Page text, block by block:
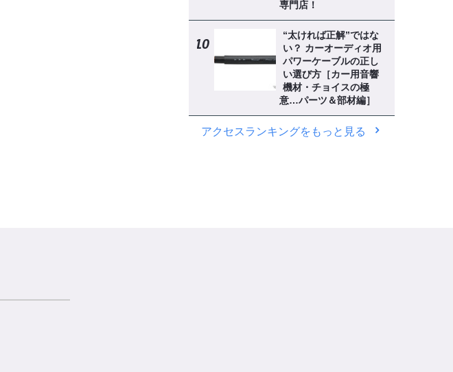
専門店！
“太ければ正解”ではな
い？ カーオーディオ用
パワーケーブルの正し
い選び方［カー用音響
機材・チョイスの極
意…パーツ＆部材編］
アクセスランキングをもっと見る